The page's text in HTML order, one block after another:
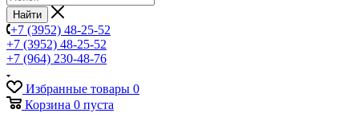
Найти
+7 (3952) 48-25-52
+7 (3952) 48-25-52
+7 (964) 230-48-76
Избранные товары 0
Корзина 0 пуста